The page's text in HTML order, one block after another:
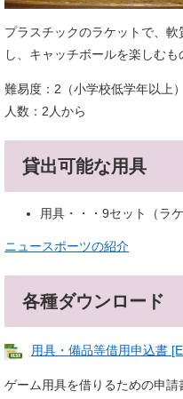
プラスチックのラケットで、
し、キャッチボールを楽しむも
難易度：2（小学校低学年以上）
人数：2人から
貸出可能な用具
用具・・・9セット（ラ
ニュースポーツの紹介
各種ダウンロード
用具・備品等借用申込書
ゲーム用具を借りるための申請